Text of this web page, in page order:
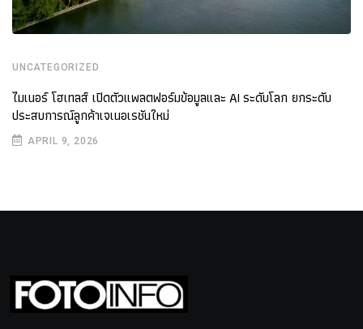
UNCATEGORIZED
ไมเนอร์ โฮเทลส์ เปิดตัวแพลตฟอร์มข้อมูลและ AI ระดับโลก ยกระดับ
ประสบการณ์ลูกค้าเจเนอเรชันใหม่
APRIL 9, 2026